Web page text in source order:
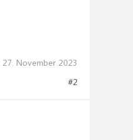
27. November 2023
#2